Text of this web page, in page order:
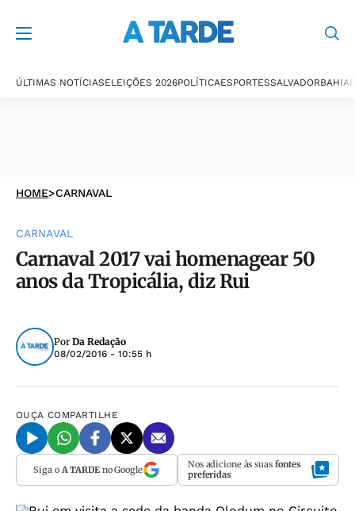
ÚLTIMAS NOTÍCIASELEIÇÕES 2026POLÍTICAESPORTESSALVADORBAHIA
HOME>CARNAVAL
CARNAVAL
Carnaval 2017 vai homenagear 50
anos da Tropicália, diz Rui
Por Da Redação
08/02/2016 - 10:55 h
OUÇA COMPARTILHE
Siga o A TARDEno Google Nos adicione às suas fontes
preferidas